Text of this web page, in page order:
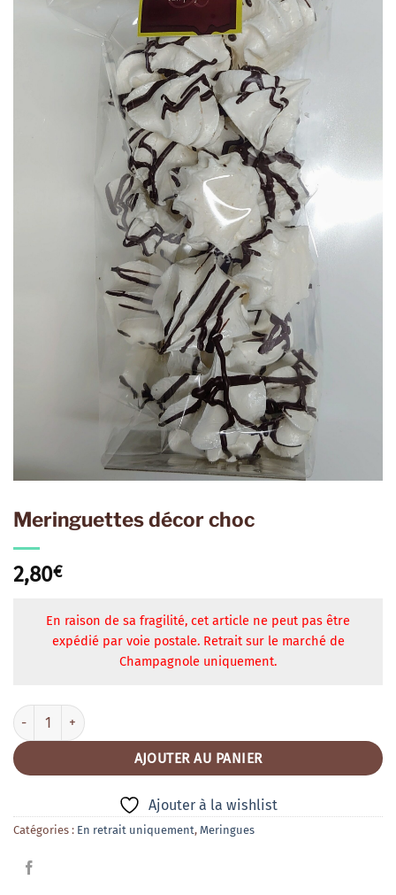
Meringuettes décor choc
2,80€
En raison de sa fragilité, cet article ne peut pas être
expédié par voie postale. Retrait sur le marché de
Champagnole uniquement.
quantité de Meringuettes décor choc
AJOUTER AU PANIER
Ajouter à la wishlist
Catégories : En retrait uniquement, Meringues